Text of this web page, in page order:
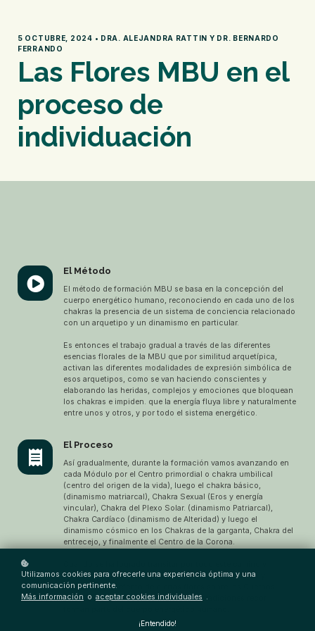
5 OCTUBRE, 2024 • DRA. ALEJANDRA RATTIN Y DR. BERNARDO
FERRANDO
Las Flores MBU en el
proceso de
individuación
El Método
El método de formación MBU se basa en la concepción del
cuerpo energético humano, reconociendo en cada uno de los
chakras la presencia de un sistema de conciencia relacionado
con un arquetipo y un dinamismo en particular.
Es entonces el trabajo gradual a través de las diferentes
esencias florales de la MBU que por similitud arquetípica,
activan las diferentes modalidades de expresión simbólica de
esos arquetipos, como se van haciendo conscientes y
elaborando las heridas, complejos y emociones que bloquean
los chakras e impiden. que la energía fluya libre y naturalmente
entre unos y otros, y por todo el sistema energético.
El Proceso
Así gradualmente, durante la formación vamos avanzando en
cada Módulo por el Centro primordial o chakra umbilical
(centro del origen de la vida), luego el chakra básico,
(dinamismo matriarcal), Chakra Sexual (Eros y energía
vincular), Chakra del Plexo Solar. (dinamismo Patriarcal),
Chakra Cardíaco (dinamismo de Alteridad) y luego el
dinamismo cósmico en los Chakras de la garganta, Chakra del
entrecejo, y finalmente el Centro de la Corona.
proceso se logra comprender con mayor conciencia y
sensibilidad el efecto de ciertas flores sobre los Cuerpos
Sutiles, que como muchos saberes y tradiciones reconocen,
Utilizamos cookies para ofrecerle una experiencia óptima y una
comunicación pertinente.
Más información o aceptar cookies individuales .
¡Entendido!